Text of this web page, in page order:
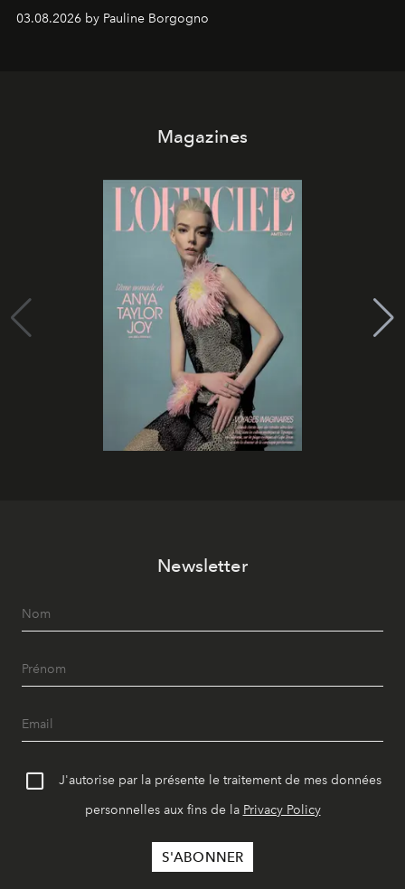
03.08.2026 by Pauline Borgogno
Magazines
Newsletter
J'autorise par la présente le traitement de mes données
personnelles aux fins de la Privacy Policy